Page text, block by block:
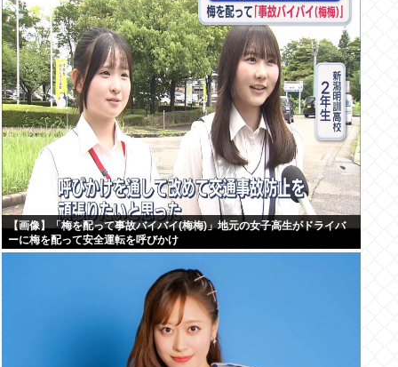
【画像】「梅を配って事故バイバイ(梅梅)」地元の女子高生がドライバ
ーに梅を配って安全運転を呼びかけ